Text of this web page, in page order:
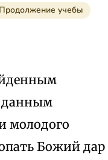
Продолжение учебы
данным
молодого
Божий дар